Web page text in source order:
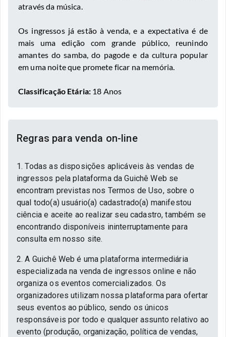
através da música.
Os ingressos já estão à venda, e a expectativa é de
mais uma edição com grande público, reunindo
amantes do samba, do pagode e da cultura popular
em uma noite que promete ficar na memória.
Classificação Etária: 18 Anos
Regras para venda on-line
1. Todas as disposições aplicáveis às vendas de
ingressos pela plataforma da Guichê Web se
encontram previstas nos Termos de Uso, sobre o
qual todo(a) usuário(a) cadastrado(a) manifestou
ciência e aceite ao realizar seu cadastro, também se
encontrando disponíveis ininterruptamente para
consulta em nosso site.
2. A Guichê Web é uma plataforma intermediária
especializada na venda de ingressos online e não
organiza os eventos comercializados. Os
organizadores utilizam nossa plataforma para ofertar
seus eventos ao público, sendo os únicos
responsáveis por todo e qualquer assunto relativo ao
evento (produção, organização, política de vendas,